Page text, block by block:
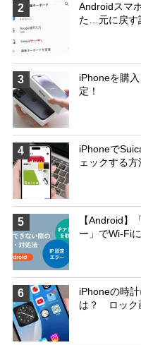
2
Androidスマ
た…元に戻す
3
iPhoneを購
定！
4
iPhoneで
ェックする
5
【Android】
ー」でWi-Fi
6
iPhoneの時
は？ ロック